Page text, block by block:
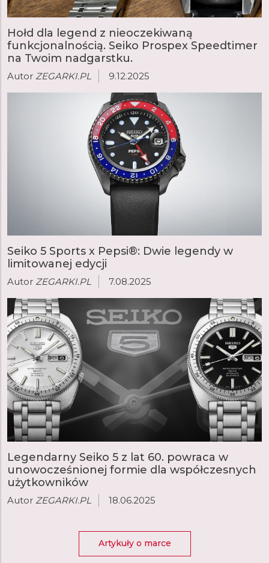
Hołd dla legend z nieoczekiwaną
funkcjonalnością. Seiko Prospex Speedtimer
na Twoim nadgarstku.
Autor ZEGARKI.PL 9.12.2025
Seiko 5 Sports x Pepsi®: Dwie legendy w
limitowanej edycji
Autor ZEGARKI.PL 7.08.2025
Legendarny Seiko 5 z lat 60. powraca w
unowocześnionej formie dla współczesnych
użytkowników
Autor ZEGARKI.PL 18.06.2025
Artykuły o marce